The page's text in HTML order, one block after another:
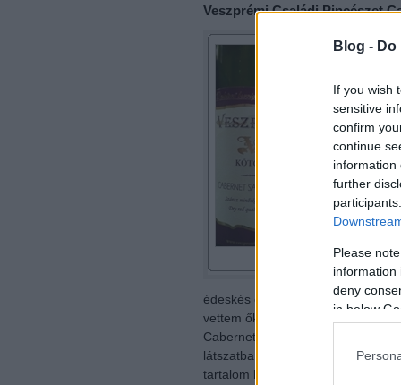
Blog -
If you wish
sensitive
confirm
continue
information
further
Please
information
deny
in below
Veszprémi Családi Pincészet
édeskés és fanyar egyszerre.
vettem őket, aztán csak ott
Cabernet sauvignonhoz képest
látszatban hiperaktív savai
tartalom bőven, csak olyan nagy a